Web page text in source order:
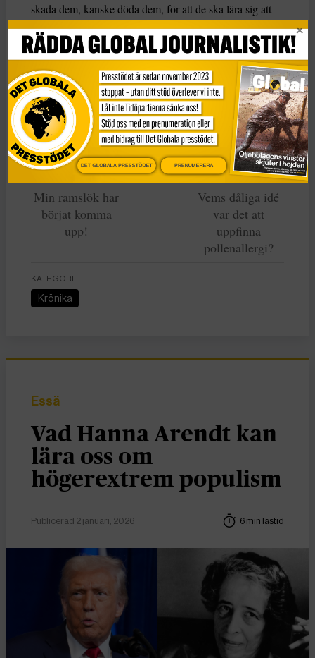
skada dem, kanske döda dem, för att de ska lära sig att
lyda och hålla käft?
Varma ord sägsom yttrandefriheten och rätten att i dess
namn bränna böcker och håna troende på en viss
religion. Men yttrandefrihet för vem? Frihet för vem?
Min ramslök har
börjat komma
upp!
Vems dåliga idé
var det att
uppfinna
pollenallergi?
KATEGORI
Krönika
Essä
Vad Hanna Arendt kan
lära oss om
högerextrem populism
Publicerad 2 januari, 2026 6 min lästid
DET GLOBALA PRESSTÖDET PRENUMERERA